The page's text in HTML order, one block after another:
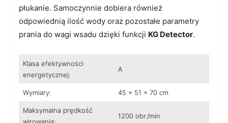
płukanie. Samoczynnie dobiera również
odpowiednią ilość wody oraz pozostałe parametry
prania do wagi wsadu dzięki funkcji KG Detector.
Klasa efektywności
energetycznej:
A
Wymiary: 45 x 51 x 70 cm
Maksymalna prędkość
1200 obr./min